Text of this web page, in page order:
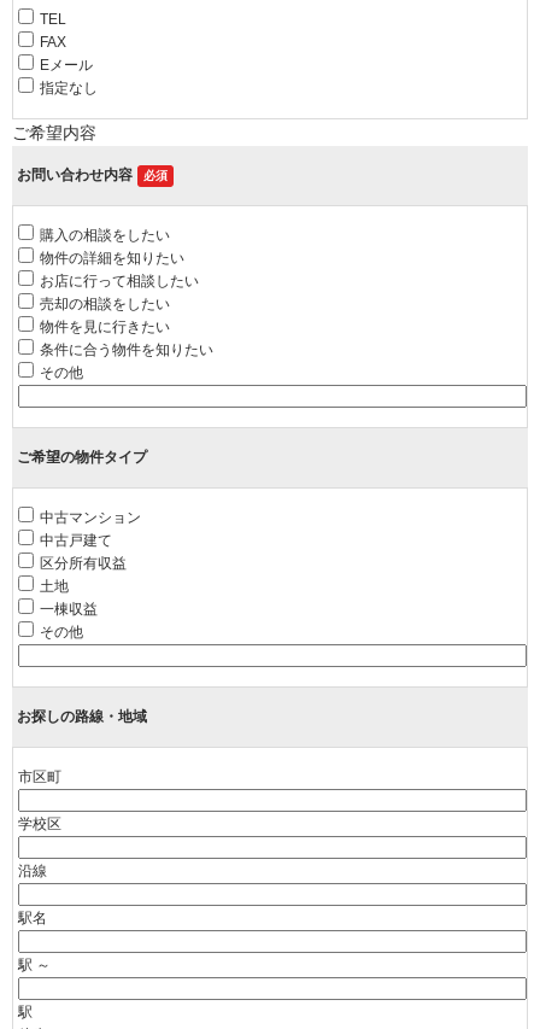
TEL
FAX
Eメール
指定なし
ご希望内容
お問い合わせ内容 必須
購入の相談をしたい
物件の詳細を知りたい
お店に行って相談したい
売却の相談をしたい
物件を見に行きたい
条件に合う物件を知りたい
その他
ご希望の物件タイプ
中古マンション
中古戸建て
区分所有収益
土地
一棟収益
その他
お探しの路線・地域
市区町
学校区
沿線
駅名
駅 ～
駅